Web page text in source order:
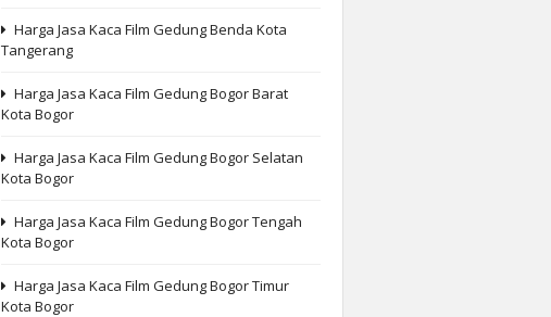
Harga Jasa Kaca Film Gedung Benda Kota
Tangerang
Harga Jasa Kaca Film Gedung Bogor Barat
Kota Bogor
Harga Jasa Kaca Film Gedung Bogor Selatan
Kota Bogor
Harga Jasa Kaca Film Gedung Bogor Tengah
Kota Bogor
Harga Jasa Kaca Film Gedung Bogor Timur
Kota Bogor